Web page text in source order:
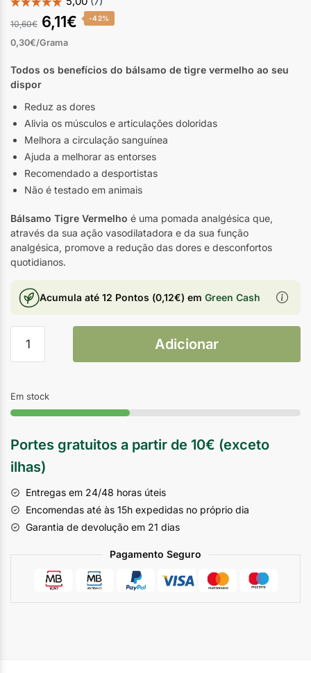
10,60€ 6,11€
0,30€/Grama
-42%
Todos os benefícios do bálsamo de tigre vermelho ao seu
dispor
Reduz as dores
Alivia os músculos e articulações doloridas
Melhora a circulação sanguínea
Ajuda a melhorar as entorses
Recomendado a desportistas
Não é testado em animais
Bálsamo Tigre Vermelho é uma pomada analgésica que,
através da sua ação vasodilatadora e da sua função
analgésica, promove a redução das dores e desconfortos
quotidianos.
Acumula até 12 Pontos (0,12€) em Green Cash
Adicionar
Em stock
Portes gratuitos a partir de 10€ (exceto
ilhas)
Entregas em 24/48 horas úteis
Encomendas até às 15h expedidas no próprio dia
Garantia de devolução em 21 dias
Pagamento Seguro